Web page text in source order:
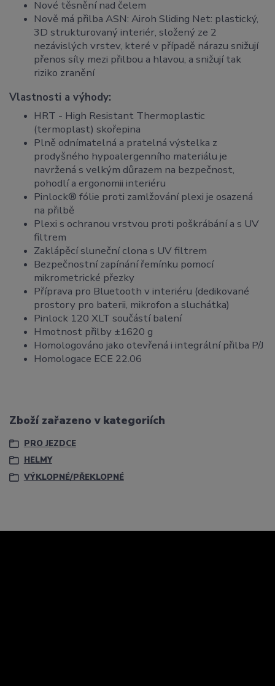
Nové těsnění nad čelem
Nově má přilba ASN: Airoh Sliding Net: plastický,
3D strukturovaný interiér, složený ze 2
nezávislých vrstev, které v případě nárazu snižují
přenos síly mezi přilbou a hlavou, a snižují tak
riziko zranění
Vlastnosti a výhody:
HRT - High Resistant Thermoplastic
(termoplast) skořepina
Plně odnímatelná a pratelná výstelka z
prodyšného hypoalergenního materiálu je
navržená s velkým důrazem na bezpečnost,
pohodlí a ergonomii interiéru
Pinlock® fólie proti zamlžování plexi je osazená
na přilbě
Plexi s ochranou vrstvou proti poškrábání a s UV
filtrem
Zaklápěcí sluneční clona s UV filtrem
Bezpečnostní zapínání řemínku pomocí
mikrometrické přezky
Příprava pro Bluetooth v interiéru (dedikované
prostory pro baterii, mikrofon a sluchátka)
Pinlock 120 XLT součástí balení
Hmotnost přilby ±1620 g
Homologováno jako otevřená i integrální přilba P/J
Homologace ECE 22.06
Zboží zařazeno v kategoriích
PRO JEZDCE
HELMY
VÝKLOPNÉ/PŘEKLOPNÉ